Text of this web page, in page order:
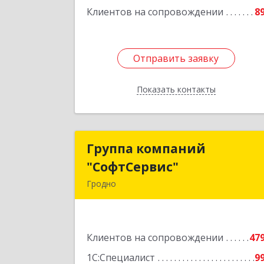
Клиентов на сопровождении
Отправить заявку
Показать контакты
Отправить заявку
Назад
Группа компаний
"СофтСервис"
Гродно
Клиентов на сопровождении
1С:Специалист
Группа компаний
"СофтСервис"